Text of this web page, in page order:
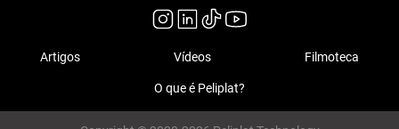
Artigos Vídeos Filmoteca
O que é Peliplat?